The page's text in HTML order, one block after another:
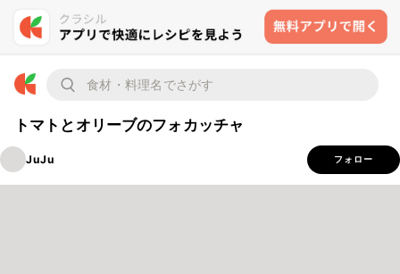
トマトとオリーブのフォカッチャ
JuJu フォロー